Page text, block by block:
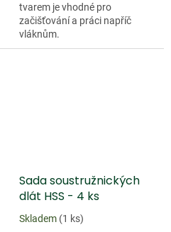
tvarem je vhodné pro
začišťování a práci napříč
vláknům.
Sada soustružnických
dlát HSS - 4 ks
Skladem (1 ks)